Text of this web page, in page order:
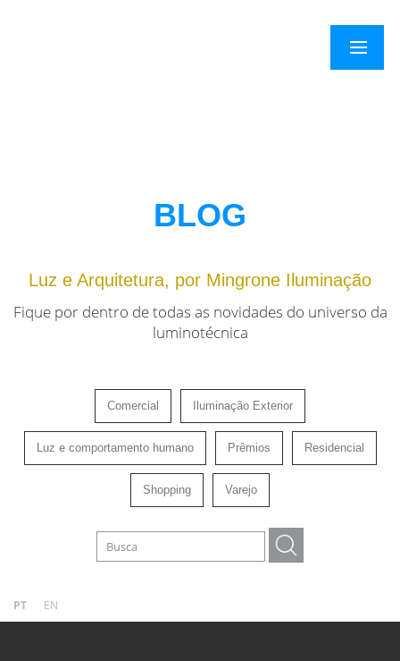
×
Menu
BLOG
Luz e Arquitetura, por Mingrone Iluminação
Fique por dentro de todas as novidades do universo da
luminotécnica
Comercial Iluminação Exterior
Luz e comportamento humano Prêmios Residencial
Shopping Varejo
PT EN